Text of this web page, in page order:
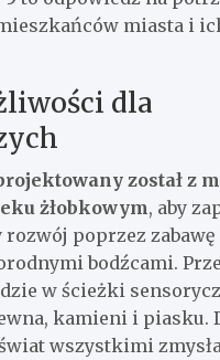
miasta i
dla
został z
żłobkowym, aby
poprzez zabawę
bodźcami.
w ścieżki
kamieni i piasku.
wszystkimi